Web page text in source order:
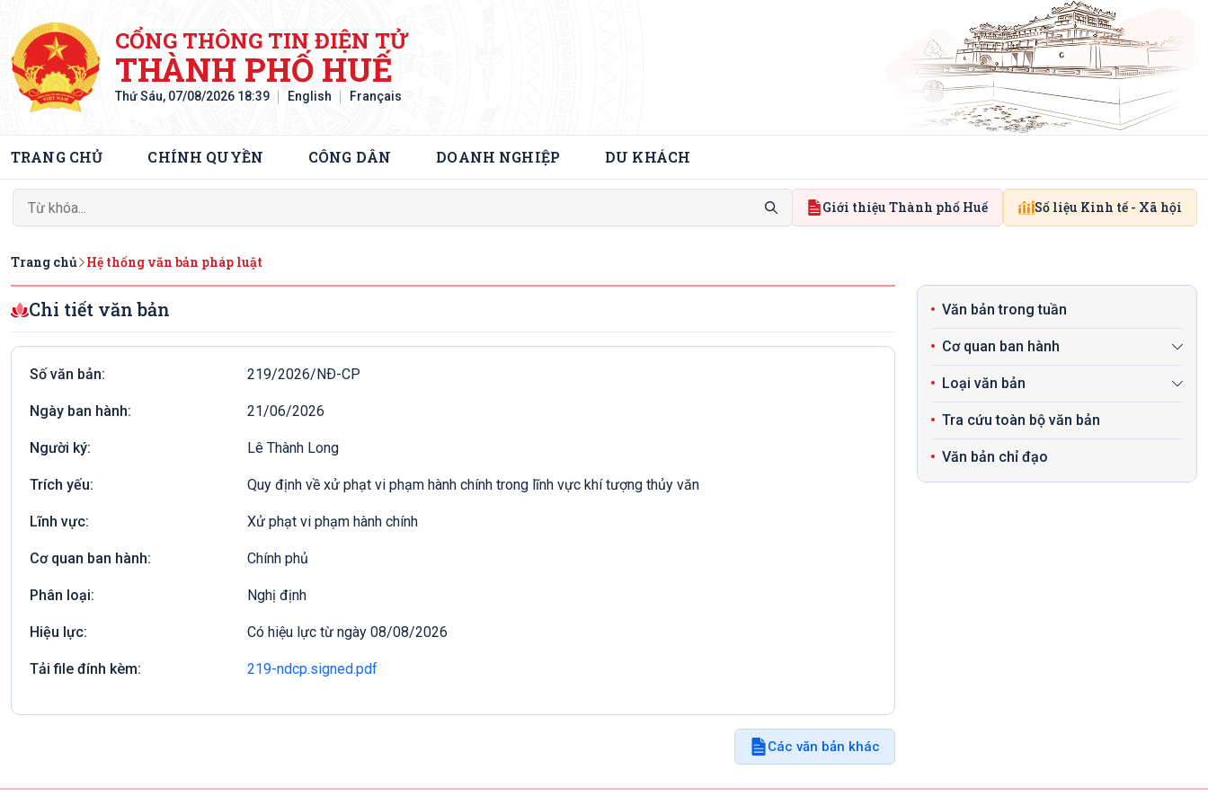
CỔNG THÔNG TIN ĐIỆN TỬ
THÀNH PHỐ HUẾ
Thứ Sáu, 07/08/2026 18:39 English Français
TRANG CHỦ CHÍNH QUYỀN CÔNG DÂN DOANH NGHIỆP DU KHÁCH
Giới thiệu Thành phố Huế Số liệu Kinh tế - Xã hội
Trang chủ Hệ thống văn bản pháp luật
Chi tiết văn bản
Số văn bản: 219/2026/NÐ-CP
Ngày ban hành: 21/06/2026
Người ký: Lê Thành Long
Trích yếu: Quy định về xử phạt vi phạm hành chính trong lĩnh vực khí tượng thủy văn
Lĩnh vực: Xử phạt vi phạm hành chính
Cơ quan ban hành: Chính phủ
Phân loại: Nghị định
Hiệu lực: Có hiệu lực từ ngày 08/08/2026
Tải file đính kèm: 219-ndcp.signed.pdf
Các văn bản khác
Văn bản trong tuần
Cơ quan ban hành
Loại văn bản
Tra cứu toàn bộ văn bản
Văn bản chỉ đạo